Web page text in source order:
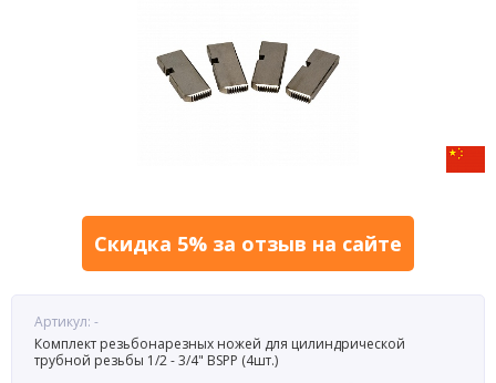
Скидка 5% за отзыв на сайте
Артикул: -
Комплект резьбонарезных ножей для цилиндрической
трубной резьбы 1/2 - 3/4" BSPP (4шт.)